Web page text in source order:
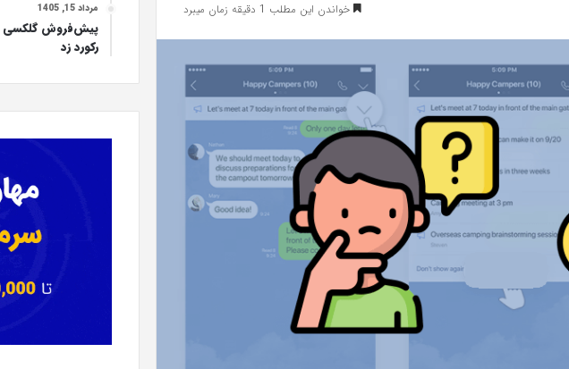
خواندن این مطلب 1 دقیقه زمان میبرد مرداد 15, 1405
رکورد زد